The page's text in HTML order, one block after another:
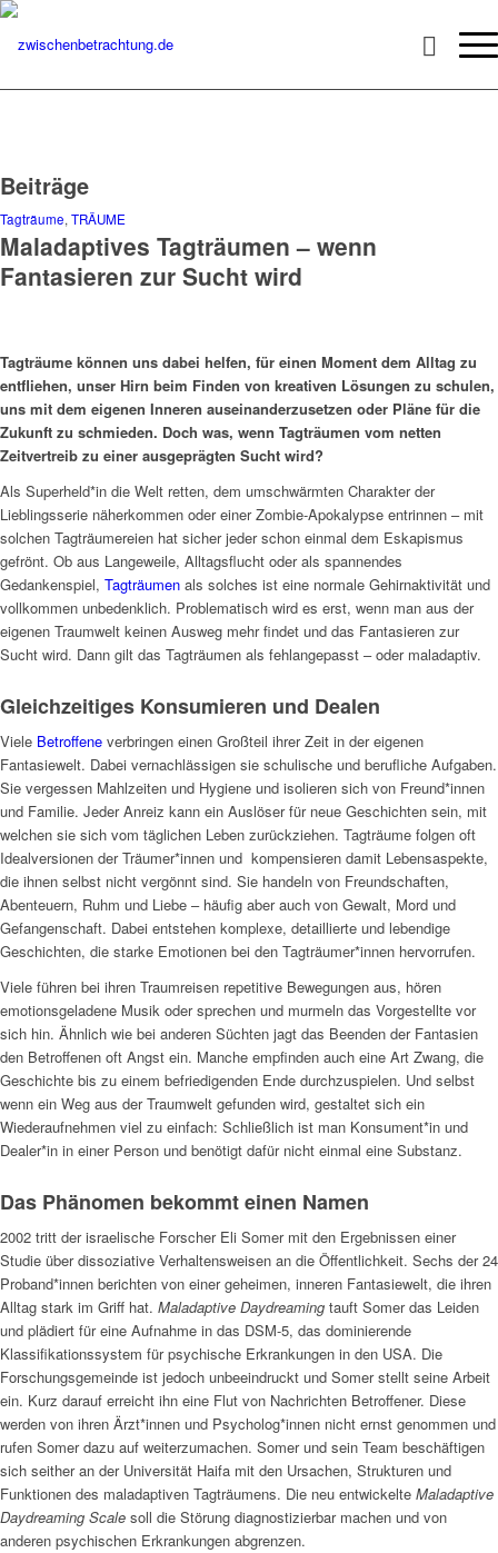
Beiträge
Tagträume, TRÄUME
Maladaptives Tagträumen – wenn
Fantasieren zur Sucht wird
Tagträume können uns dabei helfen, für einen Moment dem Alltag zu
entfliehen, unser Hirn beim Finden von kreativen Lösungen zu schulen,
uns mit dem eigenen Inneren auseinanderzusetzen oder Pläne für die
Zukunft zu schmieden. Doch was, wenn Tagträumen vom netten
Zeitvertreib zu einer ausgeprägten Sucht wird?
Als Superheld*in die Welt retten, dem umschwärmten Charakter der
Lieblingsserie näherkommen oder einer Zombie-Apokalypse entrinnen – mit
solchen Tagträumereien hat sicher jeder schon einmal dem Eskapismus
gefrönt. Ob aus Langeweile, Alltagsflucht oder als spannendes
Gedankenspiel, Tagträumen als solches ist eine normale Gehirnaktivität und
vollkommen unbedenklich. Problematisch wird es erst, wenn man aus der
eigenen Traumwelt keinen Ausweg mehr findet und das Fantasieren zur
Sucht wird. Dann gilt das Tagträumen als fehlangepasst – oder maladaptiv.
Gleichzeitiges Konsumieren und Dealen
Viele Betroffene verbringen einen Großteil ihrer Zeit in der eigenen
Fantasiewelt. Dabei vernachlässigen sie schulische und berufliche Aufgaben.
Sie vergessen Mahlzeiten und Hygiene und isolieren sich von Freund*innen
und Familie. Jeder Anreiz kann ein Auslöser für neue Geschichten sein, mit
welchen sie sich vom täglichen Leben zurückziehen. Tagträume folgen oft
Idealversionen der Träumer*innen und kompensieren damit Lebensaspekte,
die ihnen selbst nicht vergönnt sind. Sie handeln von Freundschaften,
Abenteuern, Ruhm und Liebe – häufig aber auch von Gewalt, Mord und
Gefangenschaft. Dabei entstehen komplexe, detaillierte und lebendige
Geschichten, die starke Emotionen bei den Tagträumer*innen hervorrufen.
Viele führen bei ihren Traumreisen repetitive Bewegungen aus, hören
emotionsgeladene Musik oder sprechen und murmeln das Vorgestellte vor
sich hin. Ähnlich wie bei anderen Süchten jagt das Beenden der Fantasien
den Betroffenen oft Angst ein. Manche empfinden auch eine Art Zwang, die
Geschichte bis zu einem befriedigenden Ende durchzuspielen. Und selbst
wenn ein Weg aus der Traumwelt gefunden wird, gestaltet sich ein
Wiederaufnehmen viel zu einfach: Schließlich ist man Konsument*in und
Dealer*in in einer Person und benötigt dafür nicht einmal eine Substanz.
Das Phänomen bekommt einen Namen
2002 tritt der israelische Forscher Eli Somer mit den Ergebnissen einer
Studie über dissoziative Verhaltensweisen an die Öffentlichkeit. Sechs der 24
Proband*innen berichten von einer geheimen, inneren Fantasiewelt, die ihren
Alltag stark im Griff hat. Maladaptive Daydreaming tauft Somer das Leiden
und plädiert für eine Aufnahme in das DSM-5, das dominierende
Klassifikationssystem für psychische Erkrankungen in den USA. Die
Forschungsgemeinde ist jedoch unbeeindruckt und Somer stellt seine Arbeit
ein. Kurz darauf erreicht ihn eine Flut von Nachrichten Betroffener. Diese
werden von ihren Ärzt*innen und Psycholog*innen nicht ernst genommen und
rufen Somer dazu auf weiterzumachen. Somer und sein Team beschäftigen
sich seither an der Universität Haifa mit den Ursachen, Strukturen und
Funktionen des maladaptiven Tagträumens. Die neu entwickelte Maladaptive
Daydreaming Scale soll die Störung diagnostizierbar machen und von
anderen psychischen Erkrankungen abgrenzen.